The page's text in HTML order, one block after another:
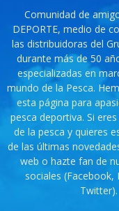
Comunidad de
DEPORTE, medio de
las distribuidoras del
durante más de 50
especializadas en
mundo de la Pesca.
esta página para
pesca deportiva. Si
de la pesca y quieres
de las últimas
web o hazte fan de
sociales (Facebook,
Twitter).